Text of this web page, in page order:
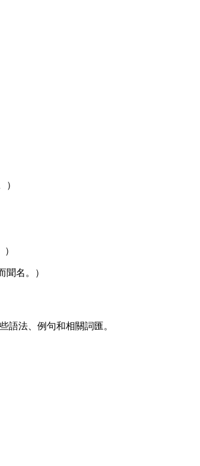
）
聞名。）
語法、例句和相關詞匯。